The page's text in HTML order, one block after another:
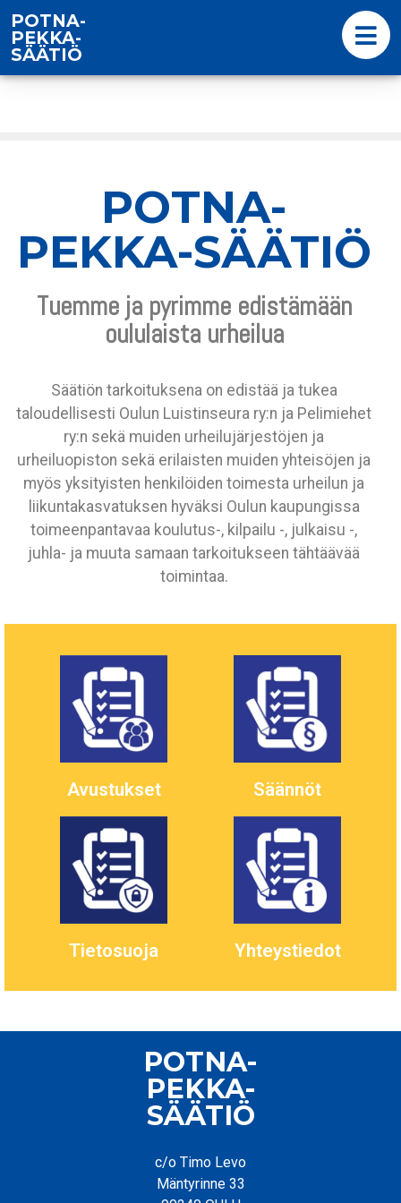
POTNA-
PEKKA-
SÄÄTIÖ
POTNA-
PEKKA-SÄÄTIÖ
Tuemme ja pyrimme edistämään
oululaista urheilua
Säätiön tarkoituksena on edistää ja tukea
taloudellisesti Oulun Luistinseura ry:n ja Pelimiehet
ry:n sekä muiden urheilujärjestöjen ja
urheiluopiston sekä erilaisten muiden yhteisöjen ja
myös yksityisten henkilöiden toimesta urheilun ja
liikuntakasvatuksen hyväksi Oulun kaupungissa
toimeenpantavaa koulutus-, kilpailu -, julkaisu -,
juhla- ja muuta samaan tarkoitukseen tähtäävää
toimintaa.
Avustukset Säännöt
Tietosuoja Yhteystiedot
POTNA-
PEKKA-
SÄÄTIÖ
c/o Timo Levo
Mäntyrinne 33